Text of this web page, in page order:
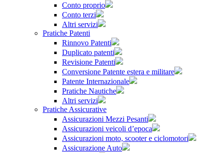
Conto proprio
Conto terzi
Altri servizi
Pratiche Patenti
Rinnovo Patenti
Duplicato patenti
Revisione Patenti
Conversione Patente estera e militare
Patente Internazionale
Pratiche Nautiche
Altri servizi
Pratiche Assicurative
Assicurazioni Mezzi Pesanti
Assicurazioni veicoli d’epoca
Assicurazioni moto, scooter e ciclomotori
Assicurazione Auto